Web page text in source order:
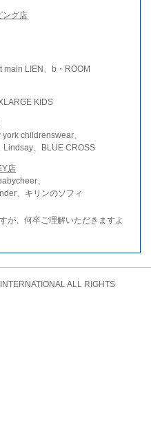
ング店
main LIEN、b・ROOM
KIDS
childrenswear、
Lindsay、BLUE CROSS
店
、
、キリンのソフィ
が、何卒ご理解いただきますよ